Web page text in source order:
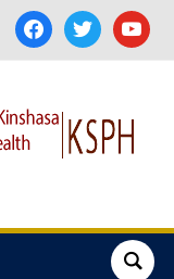
facebooktwitter youtube